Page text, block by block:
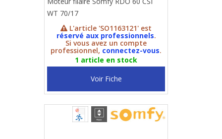
WT 70/17
L'article 'SO1163121' est
réservé aux professionnels.
Si vous avez un compte
professionnel, connectez-vous.
1 article en stock
Voir Fiche